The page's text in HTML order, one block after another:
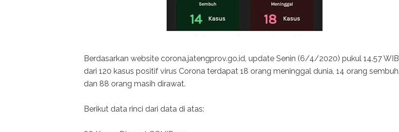
Berdasarkan website corona.jatengprov.go.id, update Senin (6/4/2020) pukul 14.57 WIB,
dari 120 kasus positif virus Corona terdapat 18 orang meninggal dunia, 14 orang sembuh,
dan 88 orang masih dirawat.
Berikut data rinci dari data di atas: